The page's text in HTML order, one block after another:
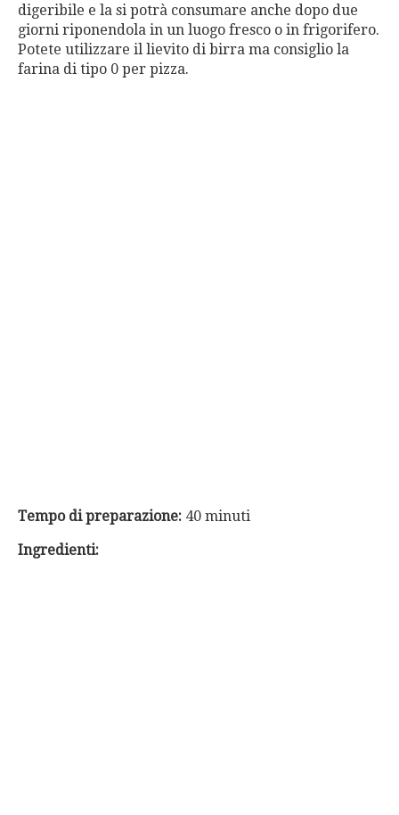
digeribile e la si potrà consumare anche dopo due
giorni riponendola in un luogo fresco o in frigorifero.
Potete utilizzare il lievito di birra ma consiglio la
farina di tipo 0 per pizza.
Tempo di preparazione: 40 minuti
Ingredienti: